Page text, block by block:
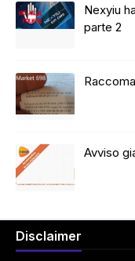
Nexyiu
parte 2
Avviso
Disclaimer